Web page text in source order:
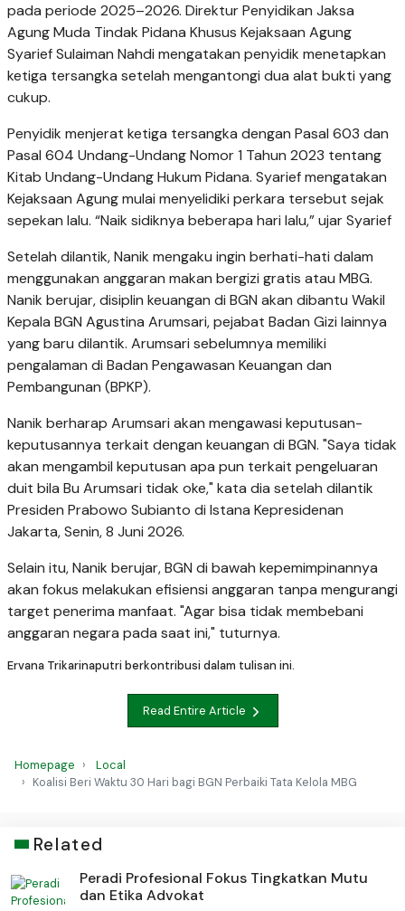
pada periode 2025–2026. Direktur Penyidikan Jaksa
Agung Muda Tindak Pidana Khusus Kejaksaan Agung
Syarief Sulaiman Nahdi mengatakan penyidik menetapkan
ketiga tersangka setelah mengantongi dua alat bukti yang
cukup.
Penyidik menjerat ketiga tersangka dengan Pasal 603 dan
Pasal 604 Undang-Undang Nomor 1 Tahun 2023 tentang
Kitab Undang-Undang Hukum Pidana. Syarief mengatakan
Kejaksaan Agung mulai menyelidiki perkara tersebut sejak
sepekan lalu. “Naik sidiknya beberapa hari lalu,” ujar Syarief
Setelah dilantik, Nanik mengaku ingin berhati-hati dalam
menggunakan anggaran makan bergizi gratis atau MBG.
Nanik berujar, disiplin keuangan di BGN akan dibantu Wakil
Kepala BGN Agustina Arumsari, pejabat Badan Gizi lainnya
yang baru dilantik. Arumsari sebelumnya memiliki
pengalaman di Badan Pengawasan Keuangan dan
Pembangunan (BPKP).
Nanik berharap Arumsari akan mengawasi keputusan-
keputusannya terkait dengan keuangan di BGN. "Saya tidak
akan mengambil keputusan apa pun terkait pengeluaran
duit bila Bu Arumsari tidak oke," kata dia setelah dilantik
Presiden Prabowo Subianto di Istana Kepresidenan
Jakarta, Senin, 8 Juni 2026.
Selain itu, Nanik berujar, BGN di bawah kepemimpinannya
akan fokus melakukan efisiensi anggaran tanpa mengurangi
target penerima manfaat. "Agar bisa tidak membebani
anggaran negara pada saat ini," tuturnya.
Ervana Trikarinaputri berkontribusi dalam tulisan ini.
Read Entire Article
Homepage
Local
Koalisi Beri Waktu 30 Hari bagi BGN Perbaiki Tata Kelola MBG
Related
Peradi Profesional Fokus Tingkatkan Mutu
dan Etika Advokat